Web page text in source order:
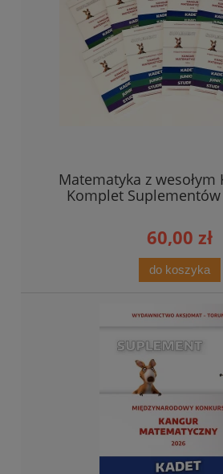
Matematyka z
Komplet Suplementów
60,00 zł
do koszyka